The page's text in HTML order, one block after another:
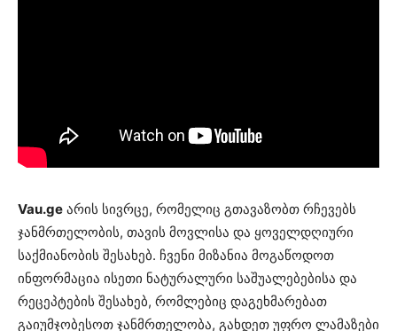
Vau.ge არის სივრცე, რომელიც გთავაზობთ რჩევებს
ჯანმრთელობის, თავის მოვლისა და ყოველდღიური
საქმიანობის შესახებ. ჩვენი მიზანია მოგაწოდოთ
ინფორმაცია ისეთი ნატურალური საშუალებებისა და
რეცეპტების შესახებ, რომლებიც დაგეხმარებათ
გაიუმჯობესოთ ჯანმრთელობა, გახდეთ უფრო ლამაზები